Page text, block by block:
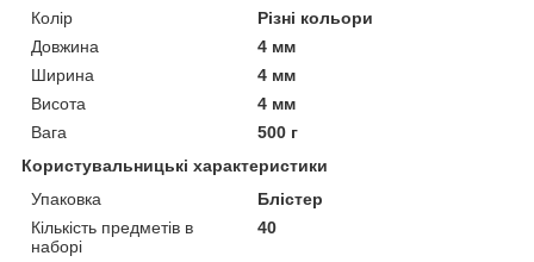
Колір
Різні кольори
Довжина
4 мм
Ширина
4 мм
Висота
4 мм
Вага
500 г
Користувальницькі характеристики
Упаковка
Блістер
Кількість предметів в
наборі
40